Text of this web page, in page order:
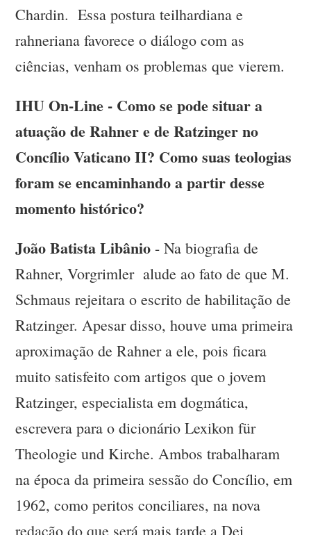
Chardin. Essa postura teilhardiana e
rahneriana favorece o diálogo com as
ciências, venham os problemas que vierem.
IHU On-Line - Como se pode situar a
atuação de Rahner e de Ratzinger no
Concílio Vaticano II? Como suas teologias
foram se encaminhando a partir desse
momento histórico?
João Batista Libânio - Na biografia de
Rahner, Vorgrimler alude ao fato de que M.
Schmaus rejeitara o escrito de habilitação de
Ratzinger. Apesar disso, houve uma primeira
aproximação de Rahner a ele, pois ficara
muito satisfeito com artigos que o jovem
Ratzinger, especialista em dogmática,
escrevera para o dicionário Lexikon für
Theologie und Kirche. Ambos trabalharam
na época da primeira sessão do Concílio, em
1962, como peritos conciliares, na nova
redação do que será mais tarde a Dei